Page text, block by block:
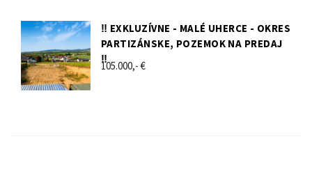
‼️ EXKLUZÍVNE - MALÉ UHERCE - OKRES
PARTIZÁNSKE, POZEMOK NA PREDAJ
‼️
105.000,- €